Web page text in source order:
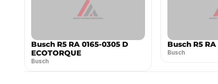
Busch R5 RA 0165-0305 D
ECOTORQUE
Busch
Busch R5 RA
Busch